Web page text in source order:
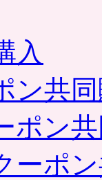
入
ン共
ポン
ーポ